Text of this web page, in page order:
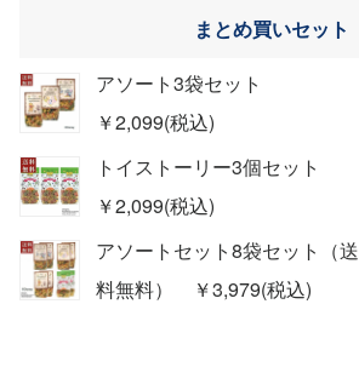
まとめ買いセット
アソート3袋セット
￥2,099(税込)
トイストーリー3個セット
￥2,099(税込)
アソートセット8袋セット（送
料無料） ￥3,979(税込)